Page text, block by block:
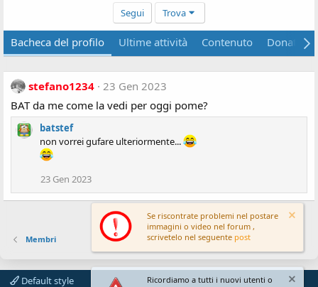
Segui Trova
Bacheca del profilo Ultime attività Contenuto Donations
stefano1234 23 Gen 2023
BAT da me come la vedi per oggi pome?
batstef
non vorrei gufare ulteriormente...
23 Gen 2023
Membri
Default style
Se riscontrate problemi nel postare
immagini o video nel forum ,
scrivetelo nel seguente post
Ricordiamo a tutti i nuovi utenti o